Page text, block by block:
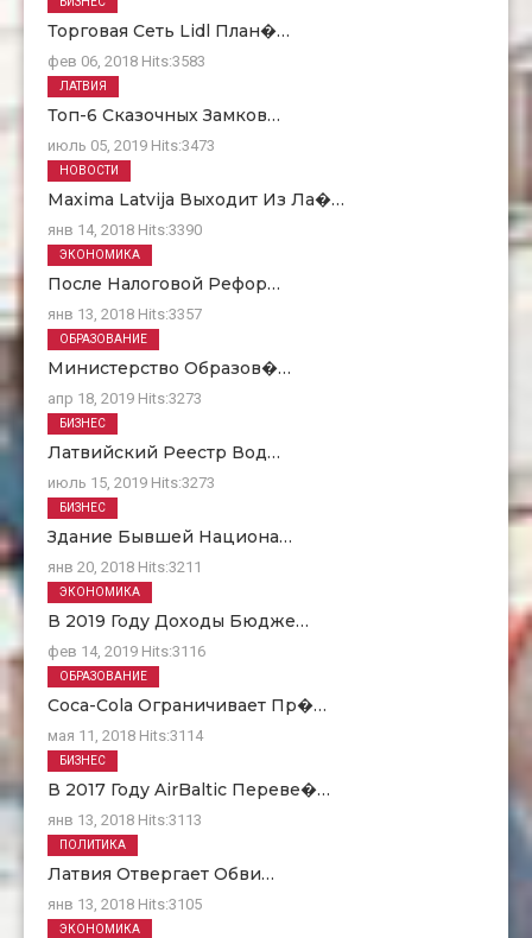
Торговая Сеть Lidl План�…
фев 06, 2018 Hits:3583
Топ-6 Сказочных Замков…
июль 05, 2019 Hits:3473
ЛАТВИЯ
Maxima Latvija Выходит Из Ла�…
янв 14, 2018 Hits:3390
НОВОСТИ
После Налоговой Рефор…
янв 13, 2018 Hits:3357
ЭКОНОМИКА
Министерство Образов�…
апр 18, 2019 Hits:3273
ОБРАЗОВАНИЕ
Латвийский Реестр Вод…
июль 15, 2019 Hits:3273
БИЗНЕС
Здание Бывшей Национа…
янв 20, 2018 Hits:3211
БИЗНЕС
В 2019 Году Доходы Бюдже…
фев 14, 2019 Hits:3116
ЭКОНОМИКА
Coca-Cola Ограничивает Пр�…
мая 11, 2018 Hits:3114
ОБРАЗОВАНИЕ
В 2017 Году AirBaltic Переве�…
янв 13, 2018 Hits:3113
БИЗНЕС
Латвия Отвергает Обви…
янв 13, 2018 Hits:3105
ПОЛИТИКА
ЭКОНОМИКА